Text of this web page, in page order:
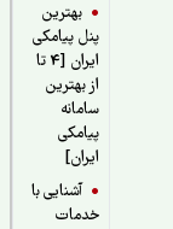
بهترین
پنل پیامکی
ایران [4 تا
از بهترین
سامانه
پیامکی
آشنایی با
خدمات